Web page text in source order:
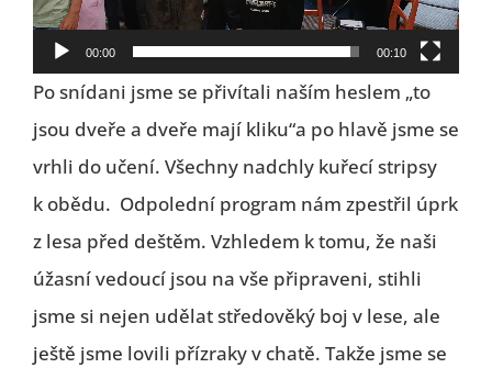
00:00 00:10
Po snídani jsme se přivítali naším heslem „to
jsou dveře a dveře mají kliku“a po hlavě jsme se
vrhli do učení. Všechny nadchly kuřecí stripsy
k obědu. Odpolední program nám zpestřil úprk
z lesa před deštěm. Vzhledem k tomu, že naši
úžasní vedoucí jsou na vše připraveni, stihli
jsme si nejen udělat středověký boj v lese, ale
ještě jsme lovili přízraky v chatě. Takže jsme se